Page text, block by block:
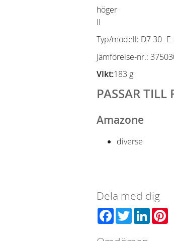
höger
II
Typ/modell: D7 30-
Jämförelse-nr.:
VIkt:183 g
PASSAR TILL
Amazone
diverse
Dela med dig
Facebook
Twitter